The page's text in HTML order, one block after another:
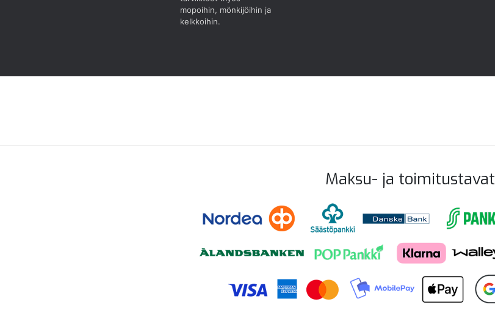
mopoihin, mönkijöihin ja
kelkkoihin.
Maksu- ja toimitustavat